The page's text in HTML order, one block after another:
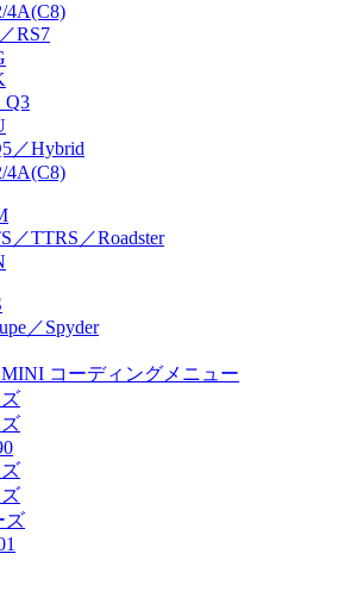
4A(C8)
RS7
Q3
／Hybrid
4A(C8)
／TTRS／Roadster
／Spyder
コーディングメニュー
ズ